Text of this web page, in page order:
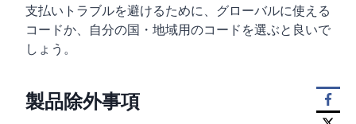
支払いトラブルを避けるために、グローバルに使える
コードか、自分の国・地域用のコードを選ぶと良いで
しょう。
製品除外事項